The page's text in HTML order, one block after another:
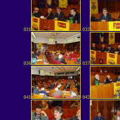
031 032
036 037
041 042